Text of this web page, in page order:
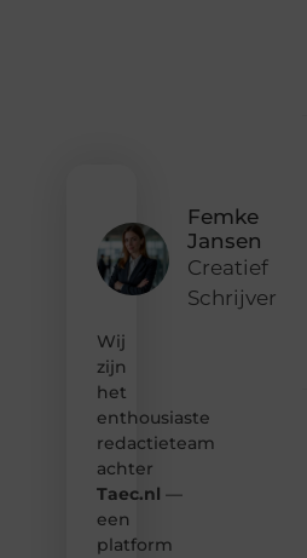
Femke
Jansen
Creatief
Schrijver
Wij
zijn
het
enthousiaste
redactieteam
achter
Taec.nl —
een
platform